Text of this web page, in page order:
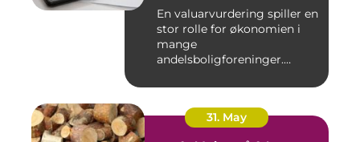
En valuarvurdering spiller en
stor rolle for økonomien i
mange
andelsboligforeninger.
31. May